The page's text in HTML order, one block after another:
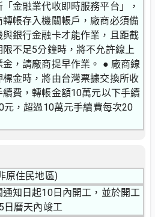
金融業代收即時服務平台」，
轉帳存入機關帳戶，廠商必須備
與銀行金融卡才能作業，且距截
限不足5分鐘時，將不允許線上
金，請廠商提早作業。 ● 廠商線
標金時，將由台灣票據交換所收
續費，轉帳金額10萬元以下手續
元，超過10萬元手續費每次20
原住民地區)
通知日起10日內開工，並於開工
日曆天內竣工